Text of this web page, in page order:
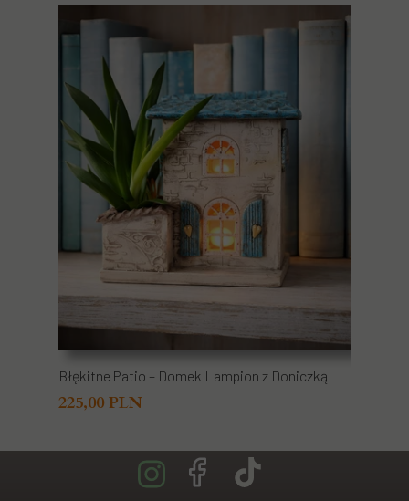
Błękitne Patio – Domek Lampion z Doniczką
225,00 PLN